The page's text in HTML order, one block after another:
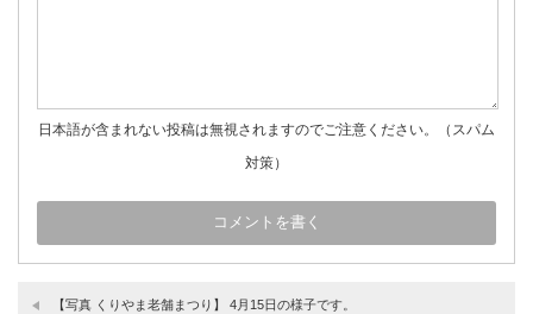
日本語が含まれない投稿は無視されますのでご注意ください。（スパム
対策）
【写真 くりやま老舗まつり】 4月15日の様子です。